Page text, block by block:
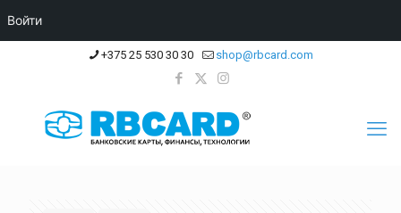
+375 25 530 30 30 shop@rbcard.com
Войти